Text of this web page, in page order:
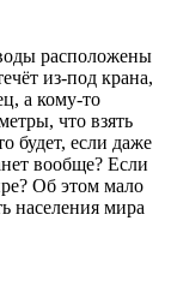
расположены
из-под крана,
а кому-то
что взять
будет, если даже
вообще? Если
Об этом мало
населения мира